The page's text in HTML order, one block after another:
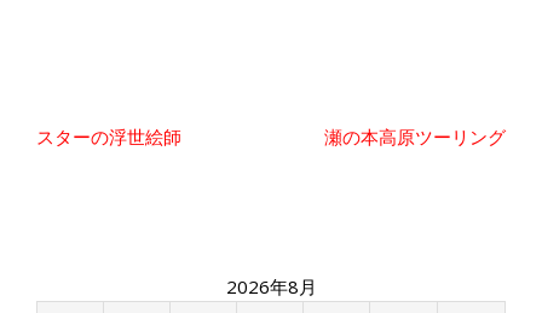
投
シ
スターの浮世絵師 瀬の本高原ツーリング
2026年8月